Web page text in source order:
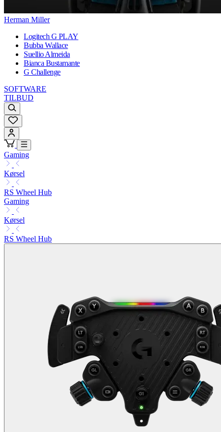
Herman Miller
Logitech G PLAY
Bubba Wallace
Suellio Almeida
Bianca Bustamante
G Challenge
SOFTWARE
TILBUD
Gaming
Kørsel
RS Wheel Hub
Gaming
Kørsel
RS Wheel Hub